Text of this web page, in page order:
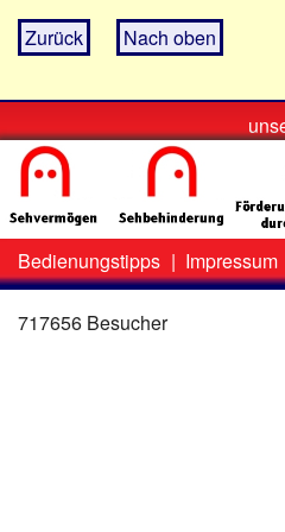
Zurück Nach oben
Zweit-
Menü
Bedienungstipps | Impressum
717656 Besucher